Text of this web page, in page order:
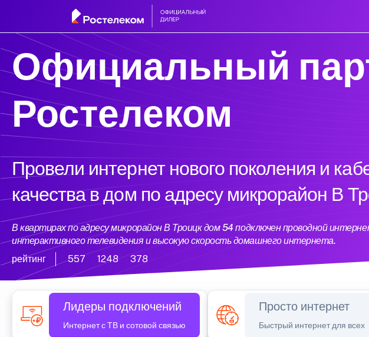
Официальный
Ростелеком
Провели интернет нового поколения и
качества в дом по адресу микрорайон В
В квартирах по адресу микрорайон В Троицк дом 54 подключен проводной
интерактивного телевидения и высокую скорость домашнего интернета.
рейтинг
557 1248 378
Лидеры подключений
Интернет с ТВ и сотовой связью
Просто интернет
Быстрый интернет для всех